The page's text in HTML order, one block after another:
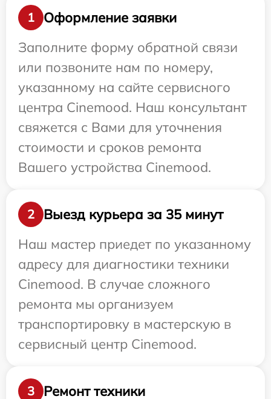
1
Оформление заявки
Заполните форму обратной связи
или позвоните нам по номеру,
указанному на сайте сервисного
центра Cinemood. Наш консультант
свяжется с Вами для уточнения
стоимости и сроков ремонта
Вашего устройства Cinemood.
2
Выезд курьера за 35 минут
Наш мастер приедет по указанному
адресу для диагностики техники
Cinemood. В случае сложного
ремонта мы организуем
транспортировку в мастерскую в
сервисный центр Cinemood.
3
Ремонт техники